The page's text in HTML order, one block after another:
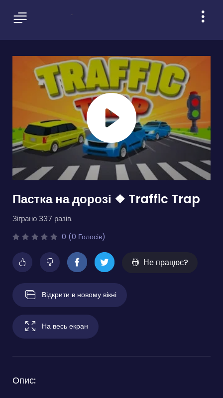
Пастка на дорозі ❖ Traffic Trap
Зіграно 337 разів.
0 (0 Голосів)
Не працює?
Відкрити в новому вікні
На весь екран
Опис: